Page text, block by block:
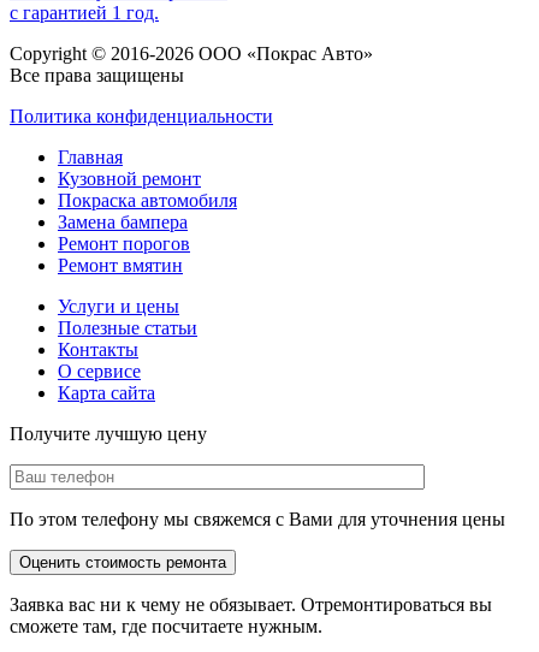
с гарантией 1 год.
Copyright © 2016-2026 ООО «Покрас Авто»
Все права защищены
Политика конфиденциальности
Главная
Кузовной ремонт
Покраска автомобиля
Замена бампера
Ремонт порогов
Ремонт вмятин
Услуги и цены
Полезные статьи
Контакты
О сервисе
Карта сайта
Получите лучшую цену
По этом телефону мы свяжемся с Вами для уточнения цены
Заявка вас ни к чему не обязывает. Отремонтироваться вы
сможете там, где посчитаете нужным.